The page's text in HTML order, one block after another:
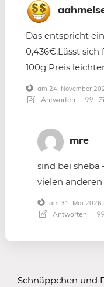
Das entspricht
0,436€.Lässt
100g Preis
am 24. November
Antworten
mre
sind bei
vielen
am 31. Mai 2026
Antworten
Schnäppchen und